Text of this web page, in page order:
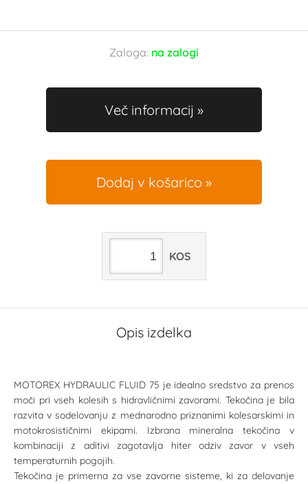
Zaloga: na zalogi
Več informacij
Dodaj v košarico
KOS
Opis izdelka
MOTOREX HYDRAULIC FLUID 75 je idealno sredstvo za prenos
moči pri vseh kolesih s hidravličnimi zavorami. Tekočina je bila
razvita v sodelovanju z mednarodno priznanimi kolesarskimi in
motokrosističnimi ekipami. Izbrana mineralna tekočina v
kombinaciji z aditivi zagotavlja hiter odziv zavor v vseh
temperaturnih pogojih.
Tekočina je primerna za vse zavorne sisteme, ki za delovanje